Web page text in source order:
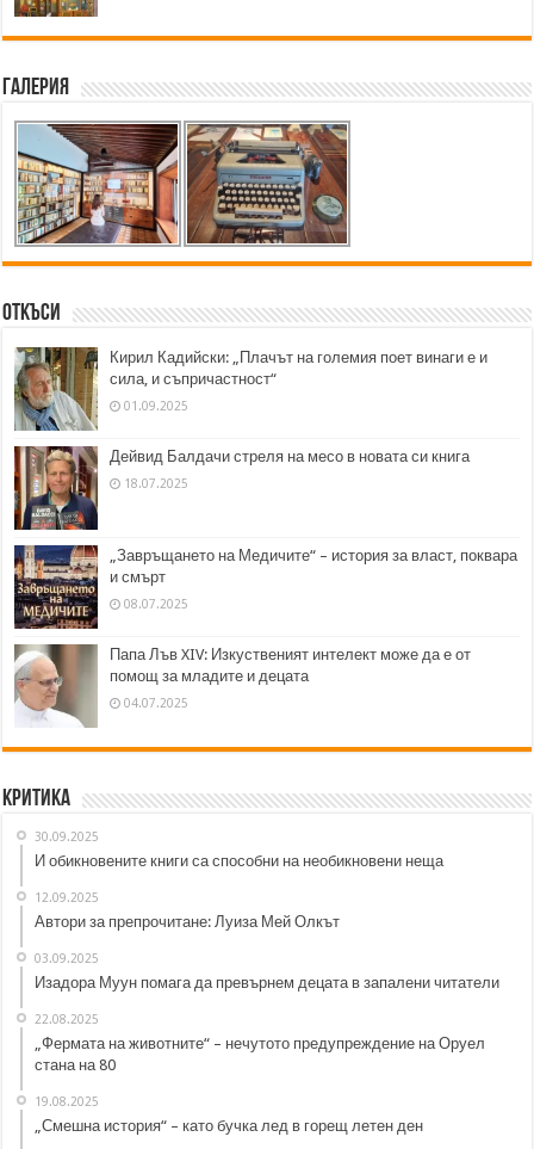
Галерия
Откъси
Кирил Кадийски: „Плачът на големия поет винаги е и
сила, и съпричастност“
01.09.2025
Дейвид Балдачи стреля на месо в новата си книга
18.07.2025
„Завръщането на Медичите“ – история за власт, поквара
и смърт
08.07.2025
Папа Лъв XIV: Изкуственият интелект може да е от
помощ за младите и децата
04.07.2025
Критика
30.09.2025
И обикновените книги са способни на необикновени неща
12.09.2025
Автори за препрочитане: Луиза Мей Олкът
03.09.2025
Изадора Муун помага да превърнем децата в запалени читатели
22.08.2025
„Фермата на животните“ – нечутото предупреждение на Оруел
стана на 80
19.08.2025
„Смешна история“ – като бучка лед в горещ летен ден